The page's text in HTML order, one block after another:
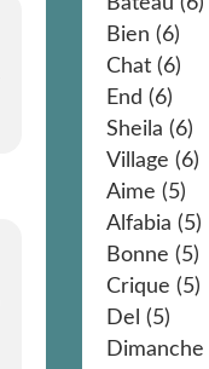
Bien (6)
Chat (6)
End (6)
Sheila (6)
Village (6)
Aime (5)
Alfabia (5)
Bonne (5)
Crique (5)
Del (5)
Dimanche